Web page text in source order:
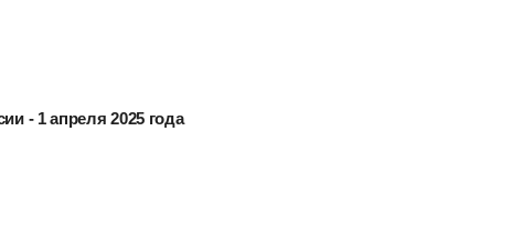
- 1 апреля 2025 года